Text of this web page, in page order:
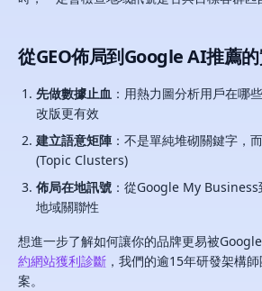
從GEO佈局到Google AI推薦
先做數據止血 ：用熱力圖分析用戶在哪
改版更有效
建立語意矩陣 ：不是單純堆砌關鍵字，
(Topic Clusters)
佈局在地訊號 ：從Google My
地域關聯性
想進一步了解如何讓你的品牌更易被
約網站獲利診斷 ，我們的逾15年研發架構
案。